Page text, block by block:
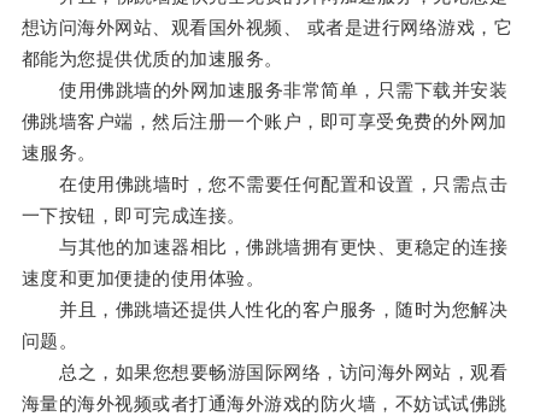
想访问海外网站、观看国外视频、 或者是进行网络游戏，它
都能为您提供优质的加速服务。
使用佛跳墙的外网加速服务非常简单，只需下载并安装
佛跳墙客户端，然后注册一个账户，即可享受免费的外网加
速服务。
在使用佛跳墙时，您不需要任何配置和设置，只需点击
一下按钮，即可完成连接。
与其他的加速器相比，佛跳墙拥有更快、更稳定的连接
速度和更加便捷的使用体验。
并且，佛跳墙还提供人性化的客户服务，随时为您解决
问题。
总之，如果您想要畅游国际网络，访问海外网站，观看
海量的海外视频或者打通海外游戏的防火墙，不妨试试佛跳